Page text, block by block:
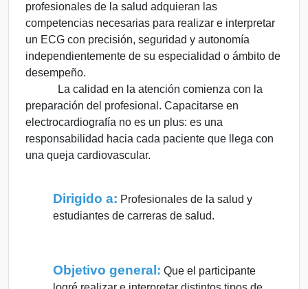
profesionales de la salud adquieran las
competencias necesarias para realizar e interpretar
un ECG con precisión, seguridad y autonomía
independientemente de su especialidad o ámbito de
desempeño.
La calidad en la atención comienza con la
preparación del profesional. Capacitarse en
electrocardiografía no es un plus: es una
responsabilidad hacia cada paciente que llega con
una queja cardiovascular.
Dirigido a: Profesionales de la salud y
estudiantes de carreras de salud.
Objetivo general: Que el participante